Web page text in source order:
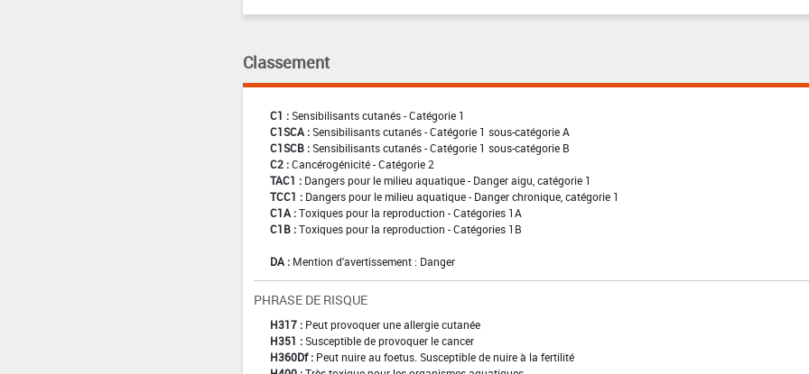
Classement
C1 : Sensibilisants cutanés - Catégorie 1
C1SCA : Sensibilisants cutanés - Catégorie 1 sous-catégorie A
C1SCB : Sensibilisants cutanés - Catégorie 1 sous-catégorie B
C2 : Cancérogénicité - Catégorie 2
TAC1 : Dangers pour le milieu aquatique - Danger aigu, catégorie 1
TCC1 : Dangers pour le milieu aquatique - Danger chronique, catégorie 1
C1A : Toxiques pour la reproduction - Catégories 1A
C1B : Toxiques pour la reproduction - Catégories 1B
DA : Mention d'avertissement : Danger
PHRASE DE RISQUE
H317 : Peut provoquer une allergie cutanée
H351 : Susceptible de provoquer le cancer
H360Df : Peut nuire au foetus. Susceptible de nuire à la fertilité